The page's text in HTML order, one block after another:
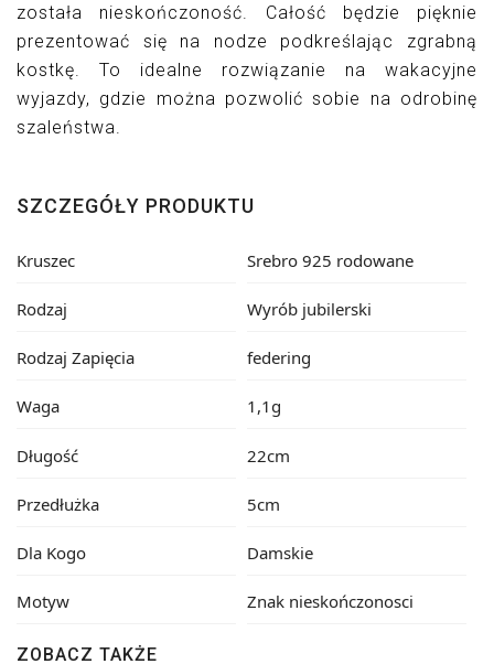
została nieskończoność. Całość będzie pięknie
prezentować się na nodze podkreślając zgrabną
kostkę. To idealne rozwiązanie na wakacyjne
wyjazdy, gdzie można pozwolić sobie na odrobinę
szaleństwa.
SZCZEGÓŁY PRODUKTU
Kruszec Srebro 925 rodowane
Rodzaj Wyrób jubilerski
Rodzaj Zapięcia federing
Waga 1,1g
Długość 22cm
Przedłużka 5cm
Dla Kogo Damskie
Motyw Znak nieskończonosci
ZOBACZ TAKŻE